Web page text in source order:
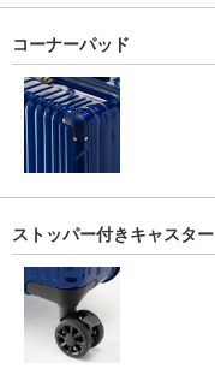
コーナーパッド
ストッパー付きキャスター